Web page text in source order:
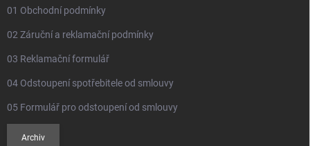
01 Obchodní podmínky
02 Záruční a reklamační podmínky
03 Reklamační formulář
04 Odstoupení spotřebitele od smlouvy
05 Formulář pro odstoupení od smlouvy
Archiv